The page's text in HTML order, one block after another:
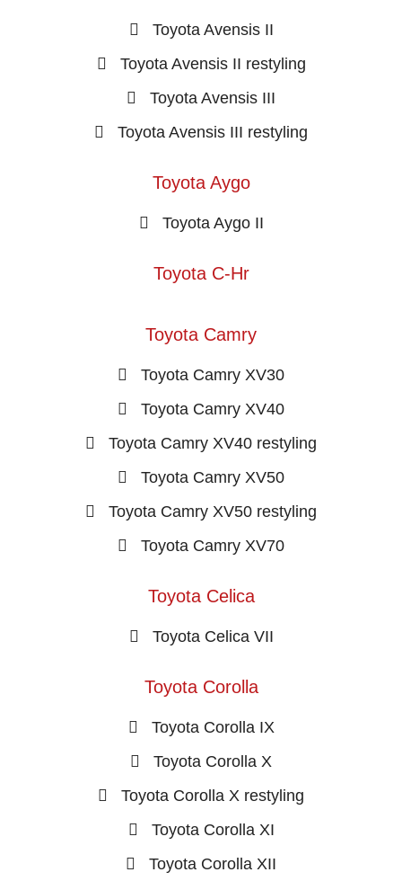
Toyota Avensis II
Toyota Avensis II restyling
Toyota Avensis III
Toyota Avensis III restyling
Toyota Aygo
Toyota Aygo II
Toyota C-Hr
Toyota Camry
Toyota Camry XV30
Toyota Camry XV40
Toyota Camry XV40 restyling
Toyota Camry XV50
Toyota Camry XV50 restyling
Toyota Camry XV70
Toyota Celica
Toyota Celica VII
Toyota Corolla
Toyota Corolla IX
Toyota Corolla X
Toyota Corolla X restyling
Toyota Corolla XI
Toyota Corolla XII